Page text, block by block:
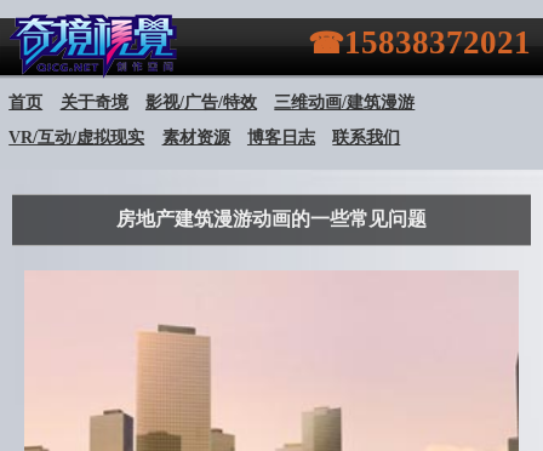
15838372021
首页 关于奇境 影视/广告/特效
三维动画/建筑漫游
VR/互动/虚拟现实
素材资源 博客日志 联系我们
房地产建筑漫游动画的一些常见问题